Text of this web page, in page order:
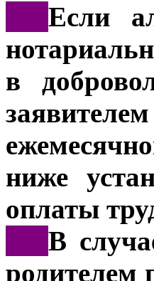
Если
в
ниже
оплаты
В
родителем